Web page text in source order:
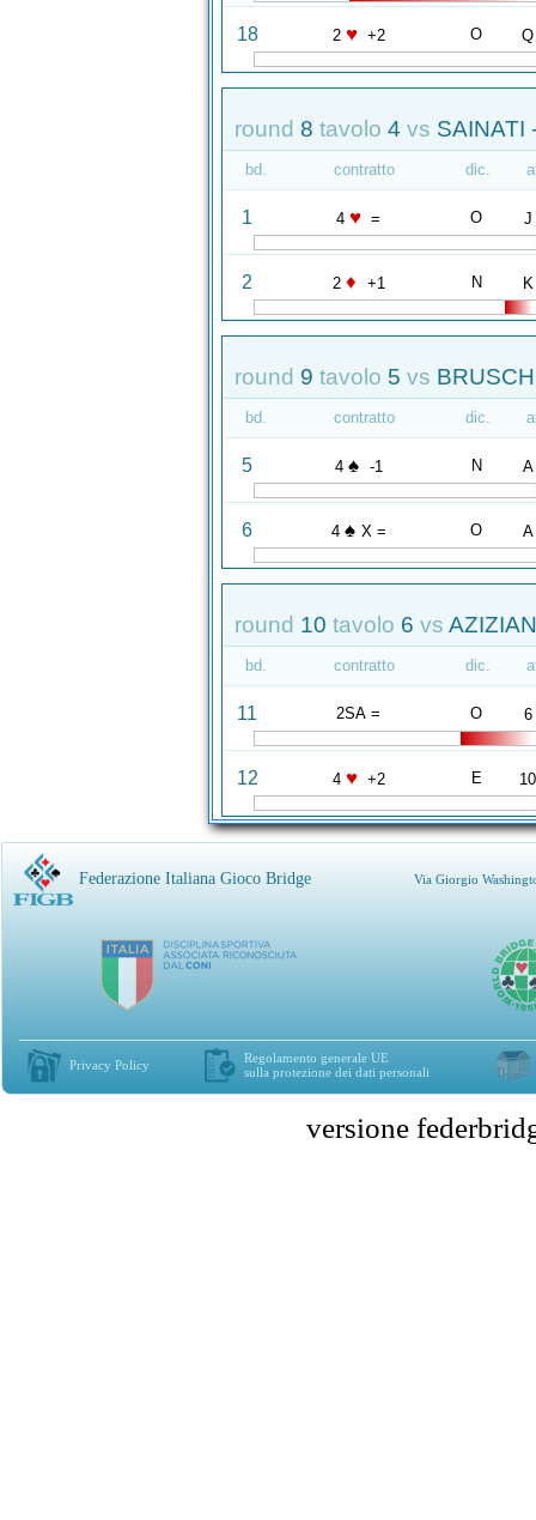
18 2 ♥ +2 O Q
round 8 tavolo 4 vs SAINATI
bd. contratto dic.
1 4 ♥ = O J
2 2 ♦ +1 N K
round 9 tavolo 5 vs
bd. contratto dic.
5 4 ♠ -1 N A
6 4 ♠ X = O A
round 10 tavolo 6 vs
bd. contratto dic.
11 2SA = O 6
12 4 ♥ +2 E 10
Federazione Italiana Gioco Bridge Via Giorgio
Privacy Policy
Regolamento generale UE
sulla protezione dei dati personali
versione